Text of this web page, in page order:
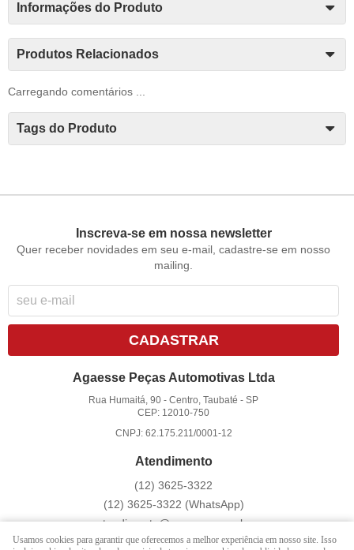
Informações do Produto
Produtos Relacionados
Carregando comentários ...
Tags do Produto
Inscreva-se em nossa newsletter
Quer receber novidades em seu e-mail, cadastre-se em nosso
mailing.
CADASTRAR
Agaesse Peças Automotivas Ltda
Rua Humaitá, 90 -Centro, Taubaté -SP
CEP: 12010-750
CNPJ: 62.175.211/0001-12
Atendimento
(12) 3625-3322
(12) 3625-3322 (WhatsApp)
atendimento@agaesse.com.br
Usamos cookies para garantir que oferecemos a melhor experiência em nosso site. Isso